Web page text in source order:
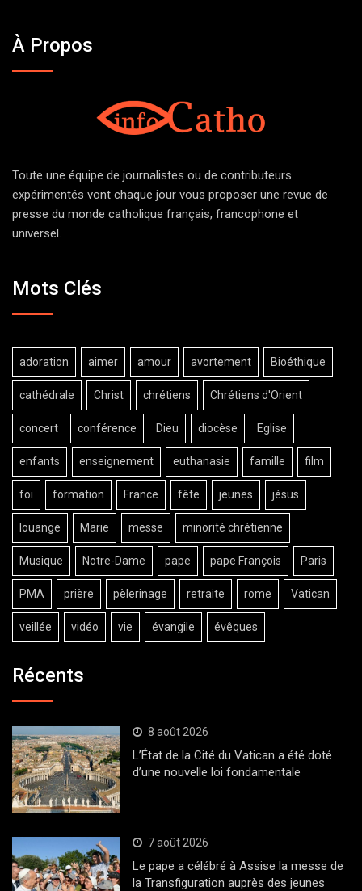
À Propos
Toute une équipe de journalistes ou de contributeurs
expérimentés vont chaque jour vous proposer une revue de
presse du monde catholique français, francophone et
universel.
Mots Clés
adoration aimer amour avortement Bioéthique
cathédrale Christ chrétiens Chrétiens d'Orient
concert conférence Dieu diocèse Eglise
enfants enseignement euthanasie famille film
foi formation France fête jeunes jésus
louange Marie messe minorité chrétienne
Musique Notre-Dame pape pape François Paris
PMA prière pèlerinage retraite rome Vatican
veillée vidéo vie évangile évêques
Récents
8 août 2026
L’État de la Cité du Vatican a été doté
d’une nouvelle loi fondamentale
7 août 2026
Le pape a célébré à Assise la messe de
la Transfiguration auprès des jeunes